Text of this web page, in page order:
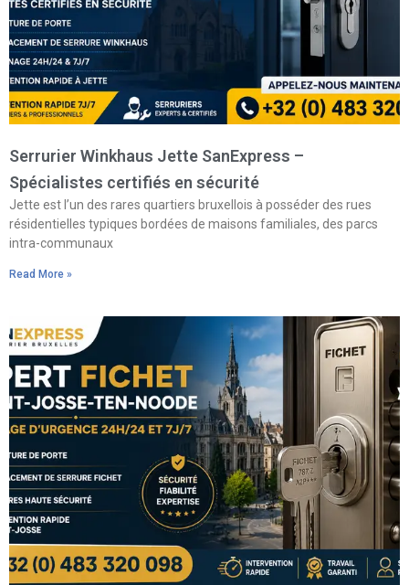
Serrurier Winkhaus Jette SanExpress –
Spécialistes certifiés en sécurité
Jette est l’un des rares quartiers bruxellois à posséder des rues
résidentielles typiques bordées de maisons familiales, des parcs
intra-communaux
Read More »